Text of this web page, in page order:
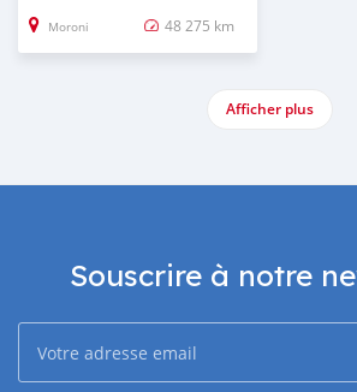
Moroni 48 275 km
Afficher plus
Souscrire à notre